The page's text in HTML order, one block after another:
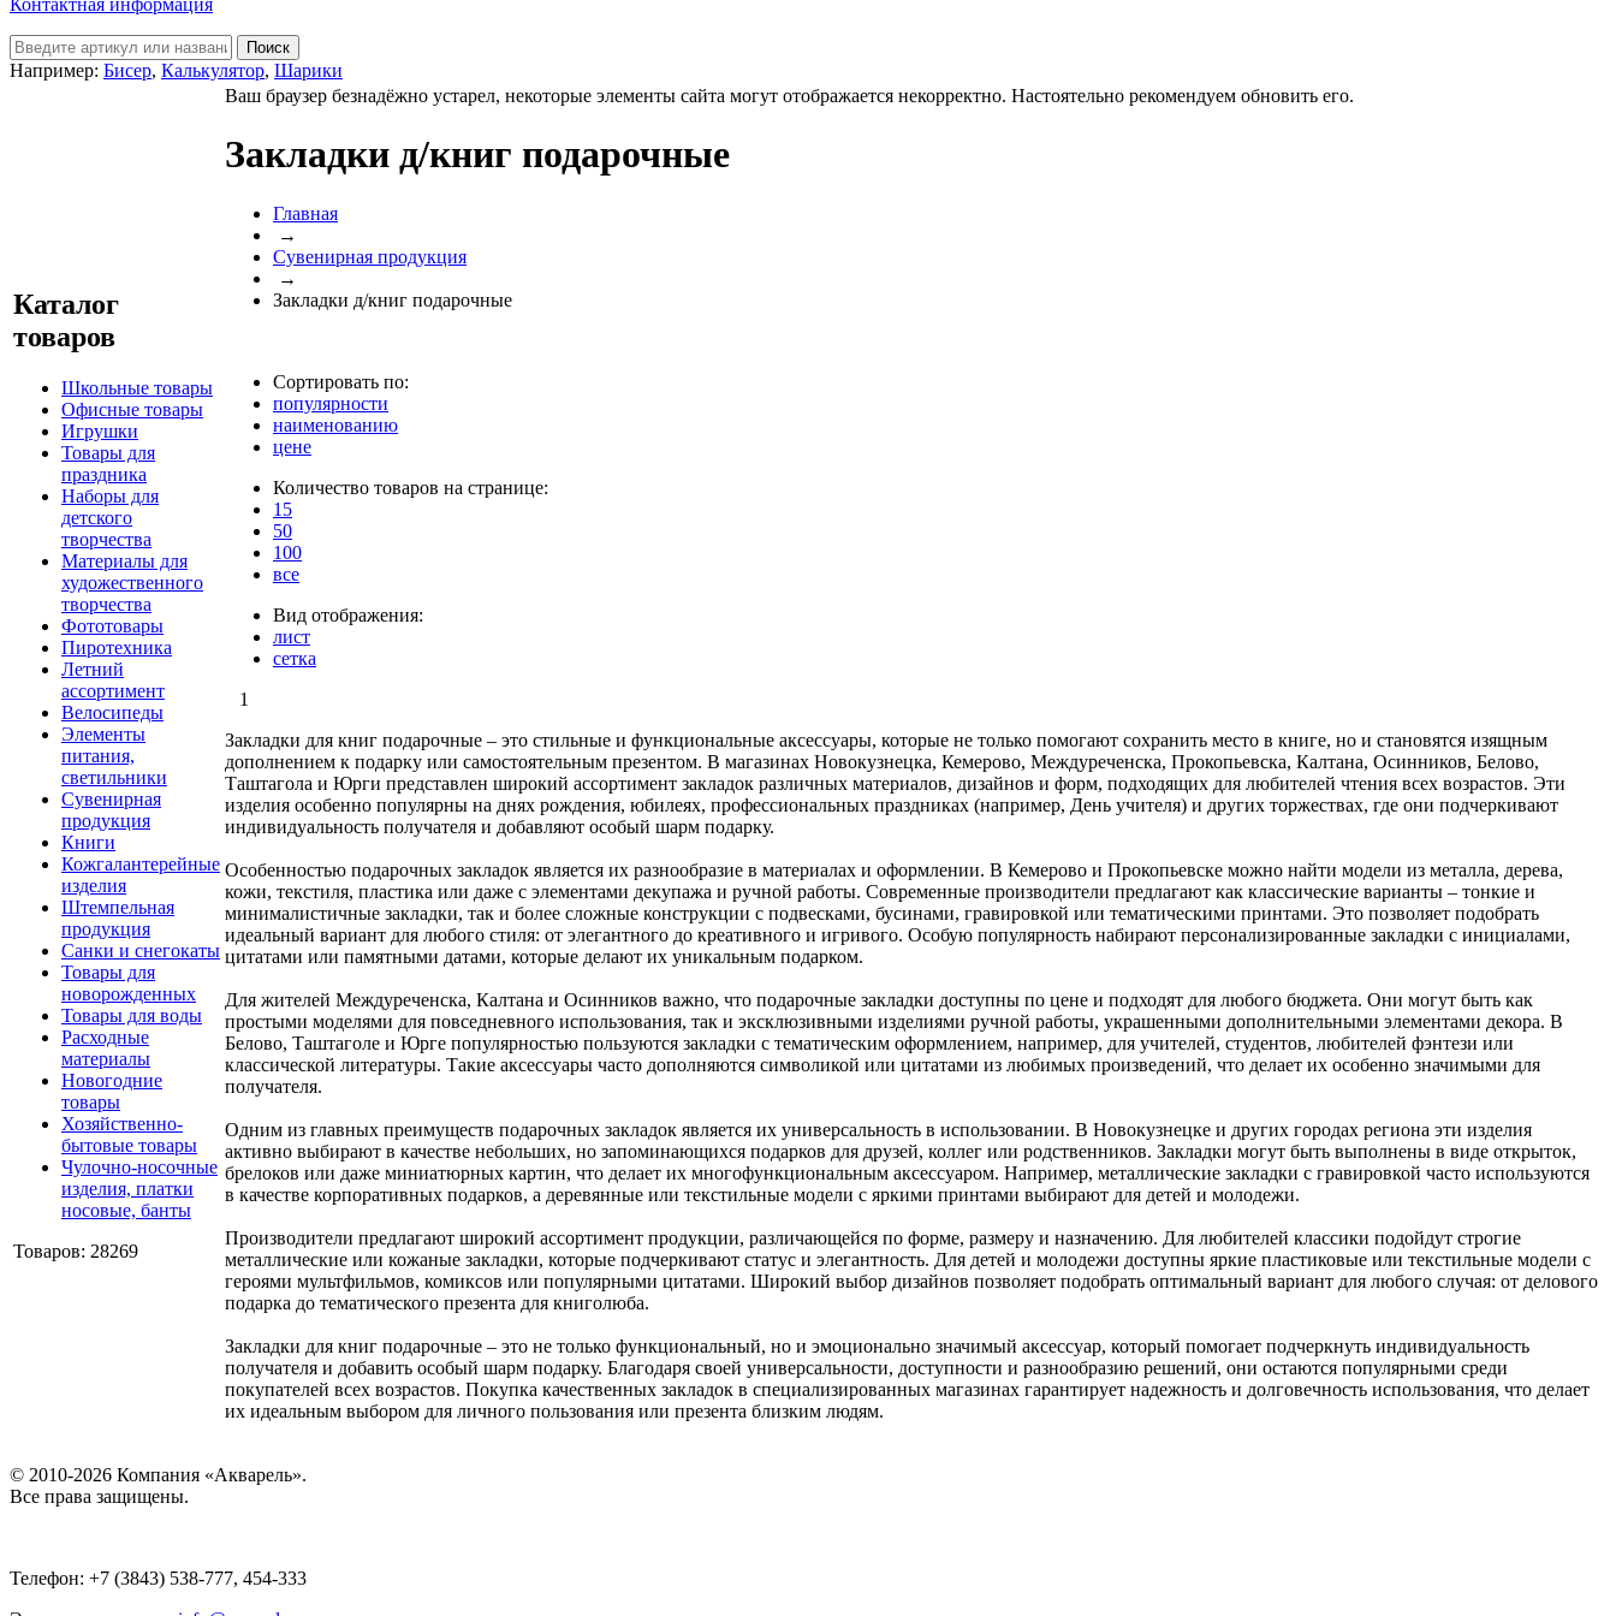
Контактная информация
Например: Бисер, Калькулятор, Шарики
Каталог
товаров
Школьные товары
Офисные товары
Игрушки
Товары для
праздника
Наборы для
детского
творчества
Материалы для
художественного
творчества
Фототовары
Пиротехника
Летний
ассортимент
Велосипеды
Элементы
питания,
светильники
Сувенирная
продукция
Книги
Кожгалантерейные
изделия
Штемпельная
продукция
Санки и снегокаты
Товары для
новорожденных
Товары для воды
Расходные
материалы
Новогодние
товары
Хозяйственно-
бытовые товары
Чулочно-носочные
изделия, платки
носовые, банты
Товаров: 28269
Ваш браузер безнадёжно устарел, некоторые элементы сайта могут отображается некорректно. Настоятельно рекомендуем обновить его.
Закладки д/книг подарочные
Главная
→
Сувенирная продукция
→
Закладки д/книг подарочные
Сортировать по:
популярности
наименованию
цене
Количество товаров на странице:
15
50
100
все
Вид отображения:
лист
сетка
1
Закладки для книг подарочные – это стильные и функциональные аксессуары, которые не только помогают сохранить место в книге, но и становятся изящным
дополнением к подарку или самостоятельным презентом. В магазинах Новокузнецка, Кемерово, Междуреченска, Прокопьевска, Калтана, Осинников, Белово,
Таштагола и Юрги представлен широкий ассортимент закладок различных материалов, дизайнов и форм, подходящих для любителей чтения всех возрастов. Эти
изделия особенно популярны на днях рождения, юбилеях, профессиональных праздниках (например, День учителя) и других торжествах, где они подчеркивают
индивидуальность получателя и добавляют особый шарм подарку.
Особенностью подарочных закладок является их разнообразие в материалах и оформлении. В Кемерово и Прокопьевске можно найти модели из металла, дерева,
кожи, текстиля, пластика или даже с элементами декупажа и ручной работы. Современные производители предлагают как классические варианты – тонкие и
минималистичные закладки, так и более сложные конструкции с подвесками, бусинами, гравировкой или тематическими принтами. Это позволяет подобрать
идеальный вариант для любого стиля: от элегантного до креативного и игривого. Особую популярность набирают персонализированные закладки с инициалами,
цитатами или памятными датами, которые делают их уникальным подарком.
Для жителей Междуреченска, Калтана и Осинников важно, что подарочные закладки доступны по цене и подходят для любого бюджета. Они могут быть как
простыми моделями для повседневного использования, так и эксклюзивными изделиями ручной работы, украшенными дополнительными элементами декора. В
Белово, Таштаголе и Юрге популярностью пользуются закладки с тематическим оформлением, например, для учителей, студентов, любителей фэнтези или
классической литературы. Такие аксессуары часто дополняются символикой или цитатами из любимых произведений, что делает их особенно значимыми для
получателя.
Одним из главных преимуществ подарочных закладок является их универсальность в использовании. В Новокузнецке и других городах региона эти изделия
активно выбирают в качестве небольших, но запоминающихся подарков для друзей, коллег или родственников. Закладки могут быть выполнены в виде открыток,
брелоков или даже миниатюрных картин, что делает их многофункциональным аксессуаром. Например, металлические закладки с гравировкой часто используются
в качестве корпоративных подарков, а деревянные или текстильные модели с яркими принтами выбирают для детей и молодежи.
Производители предлагают широкий ассортимент продукции, различающейся по форме, размеру и назначению. Для любителей классики подойдут строгие
металлические или кожаные закладки, которые подчеркивают статус и элегантность. Для детей и молодежи доступны яркие пластиковые или текстильные модели с
героями мультфильмов, комиксов или популярными цитатами. Широкий выбор дизайнов позволяет подобрать оптимальный вариант для любого случая: от делового
подарка до тематического презента для книголюба.
Закладки для книг подарочные – это не только функциональный, но и эмоционально значимый аксессуар, который помогает подчеркнуть индивидуальность
получателя и добавить особый шарм подарку. Благодаря своей универсальности, доступности и разнообразию решений, они остаются популярными среди
покупателей всех возрастов. Покупка качественных закладок в специализированных магазинах гарантирует надежность и долговечность использования, что делает
их идеальным выбором для личного пользования или презента близким людям.
© 2010-2026 Компания «Акварель».
Все права защищены.
Телефон: +7 (3843) 538-777, 454-333